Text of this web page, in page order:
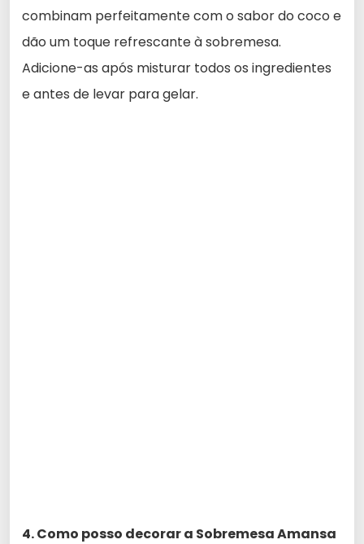
combinam perfeitamente com o sabor do coco e
dão um toque refrescante à sobremesa.
Adicione-as após misturar todos os ingredientes
e antes de levar para gelar.
4. Como posso decorar a Sobremesa Amansa